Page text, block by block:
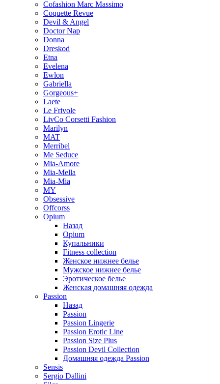
Cofashion Marc Massimo
Coquette Revue
Devil & Angel
Doctor Nap
Donna
Dreskod
Etna
Evelena
Ewlon
Gabriella
Gorgeous+
Laete
Le Frivole
LivCo Corsetti Fashion
Marilyn
MAT
Merribel
Me Seduce
Mia-Amore
Mia-Mella
Mia-Mia
MY
Obsessive
Offcorss
Opium
Назад
Opium
Купальники
Fitness collection
Женское нижнее белье
Мужское нижнее белье
Эротическое белье
Женская домашняя одежда
Passion
Назад
Passion
Passion Lingerie
Passion Erotic Line
Passion Size Plus
Passion Devil Collection
Домашняя одежда Passion
Sensis
Sergio Dallini